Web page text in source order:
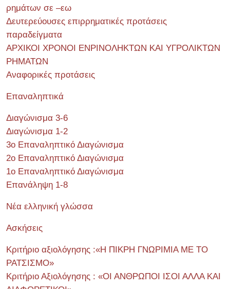
ρημάτων σε –εω
Δευτερεύουσες επιρρηματικές προτάσεις
παραδείγματα
ΑΡΧΙΚΟΙ ΧΡΟΝΟΙ ΕΝΡΙΝΟΛΗΚΤΩΝ ΚΑΙ ΥΓΡΟΛΙΚΤΩΝ
ΡΗΜΑΤΩΝ
Αναφορικές προτάσεις
Επαναληπτικά
Διαγώνισμα 3-6
Διαγώνισμα 1-2
3ο Επαναληπτικό Διαγώνισμα
2ο Επαναληπτικό Διαγώνισμα
1ο Επαναληπτικό Διαγώνισμα
Επανάληψη 1-8
Νέα ελληνική γλώσσα
Ασκήσεις
Κριτήριο αξιολόγησης :«Η ΠΙΚΡΗ ΓΝΩΡΙΜΙΑ ΜΕ ΤΟ
ΡΑΤΣΙΣΜΟ»
Κριτήριο Αξιολόγησης : «ΟΙ ΑΝΘΡΩΠΟΙ ΙΣΟΙ ΑΛΛΑ ΚΑΙ